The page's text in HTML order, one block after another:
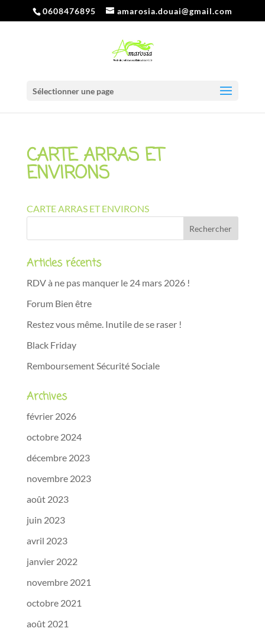
0608476895 amarosia.douai@gmail.com
Sélectionner une page
CARTE ARRAS ET
ENVIRONS
CARTE ARRAS ET ENVIRONS
Articles récents
RDV à ne pas manquer le 24 mars 2026 !
Forum Bien être
Restez vous même. Inutile de se raser !
Black Friday
Remboursement Sécurité Sociale
Archives
février 2026
octobre 2024
décembre 2023
novembre 2023
août 2023
juin 2023
avril 2023
janvier 2022
novembre 2021
octobre 2021
août 2021